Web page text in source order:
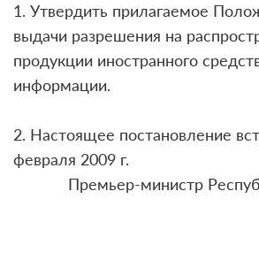
1. Утвердить прилагаемое
выдачи разрешения на
продукции иностранного
информации.
2. Настоящее постановление
февраля 2009 г.
Премьер-министр